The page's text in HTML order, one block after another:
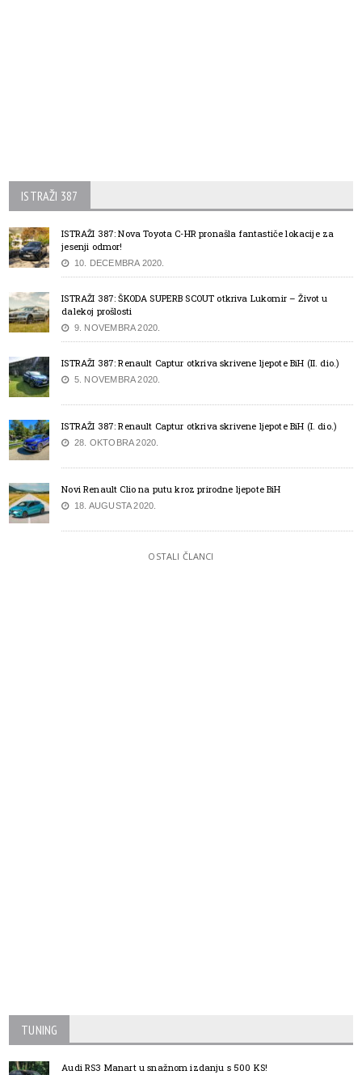
ISTRAŽI 387
ISTRAŽI 387: Nova Toyota C-HR pronašla fantastiče lokacije za
jesenji odmor!
10. DECEMBRA 2020.
ISTRAŽI 387: ŠKODA SUPERB SCOUT otkriva Lukomir – Život u
dalekoj prošlosti
9. NOVEMBRA 2020.
ISTRAŽI 387: Renault Captur otkriva skrivene ljepote BiH (II. dio.)
5. NOVEMBRA 2020.
ISTRAŽI 387: Renault Captur otkriva skrivene ljepote BiH (I. dio.)
28. OKTOBRA 2020.
Novi Renault Clio na putu kroz prirodne ljepote BiH
18. AUGUSTA 2020.
OSTALI ČLANCI
TUNING
Audi RS3 Manart u snažnom izdanju s 500 KS!